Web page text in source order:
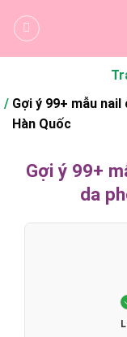
qua
Gợi ý 99+ mẫu
Hàn Quốc
Gợi ý 99+
da